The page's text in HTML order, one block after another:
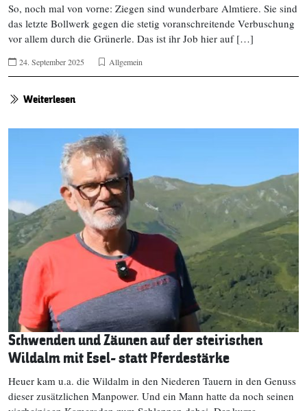
So, noch mal von vorne: Ziegen sind wunderbare Almtiere. Sie sind
das letzte Bollwerk gegen die stetig voranschreitende Verbuschung
vor allem durch die Grünerle. Das ist ihr Job hier auf […]
24. September 2025 Allgemein
Weiterlesen
Schwenden und Zäunen auf der steirischen
Wildalm mit Esel- statt Pferdestärke
Heuer kam u.a. die Wildalm in den Niederen Tauern in den Genuss
dieser zusätzlichen Manpower. Und ein Mann hatte da noch seinen